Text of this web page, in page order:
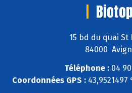
15 bd du quai St
84000
Téléphone : 04
Coordonnées GPS : 43,9521497